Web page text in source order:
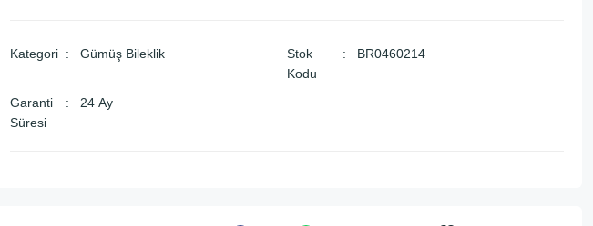
Kategori Gümüş Bileklik
Stok
Kodu
BR0460214
Garanti
Süresi
24 Ay